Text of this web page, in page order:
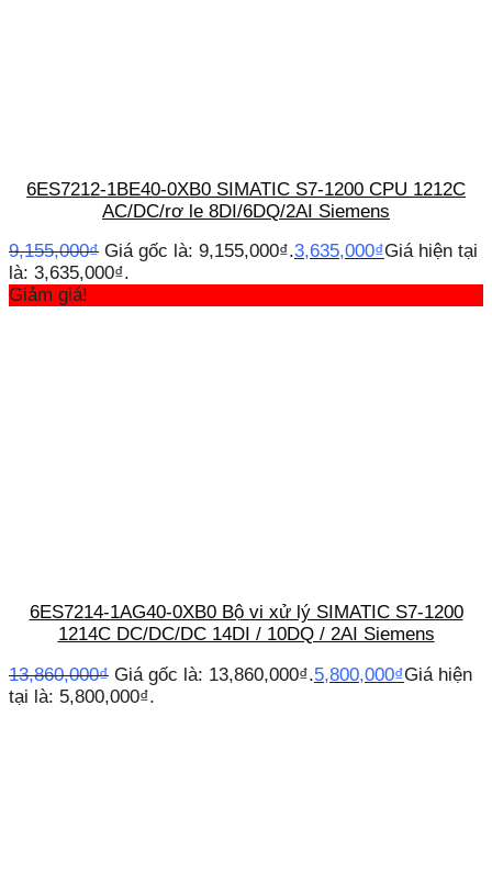
6ES7212-1BE40-0XB0 SIMATIC S7-1200 CPU 1212C
AC/DC/rơ le 8DI/6DQ/2AI Siemens
9,155,000₫ Giá gốc là: 9,155,000₫.3,635,000₫Giá hiện tại
là: 3,635,000₫.
Giảm giá!
6ES7214-1AG40-0XB0 Bộ vi xử lý SIMATIC S7-1200
1214C DC/DC/DC 14DI / 10DQ / 2AI Siemens
13,860,000₫ Giá gốc là: 13,860,000₫.5,800,000₫Giá hiện
tại là: 5,800,000₫.